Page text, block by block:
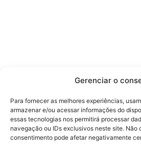
Gerenciar o
Para fornecer as melhores experiências,
armazenar e/ou acessar informações do
essas tecnologias nos permitirá processar
navegação ou IDs exclusivos neste site. Não
consentimento pode afetar negativamente